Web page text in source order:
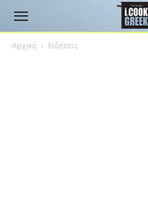
Αρχική Ειδήσεις